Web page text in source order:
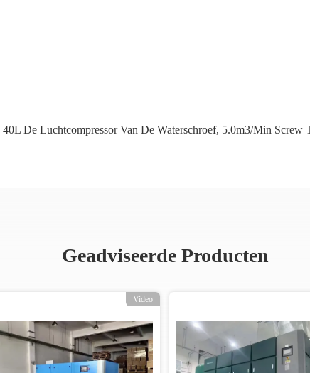
40L De Luchtcompressor Van De Waterschroef, 5.0m3/Min Screw
Geadviseerde Producten
Video